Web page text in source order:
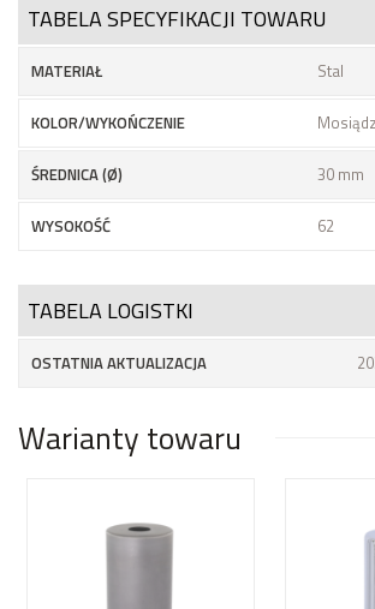
TABELA SPECYFIKACJI TOWARU
MATERIAŁ Stal
KOLOR/WYKOŃCZENIE
ŚREDNICA (Ø) 30 mm
WYSOKOŚĆ 62
TABELA LOGISTKI
OSTATNIA AKTUALIZACJA
Warianty towaru